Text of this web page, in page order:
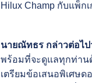
Hilux Champ กับแพ็ก
นายณัทธร กล่าวต่อไป
พร้อมที่จะดูแลทุกท่าน
เตรียมข้อเสนอพิเศษ